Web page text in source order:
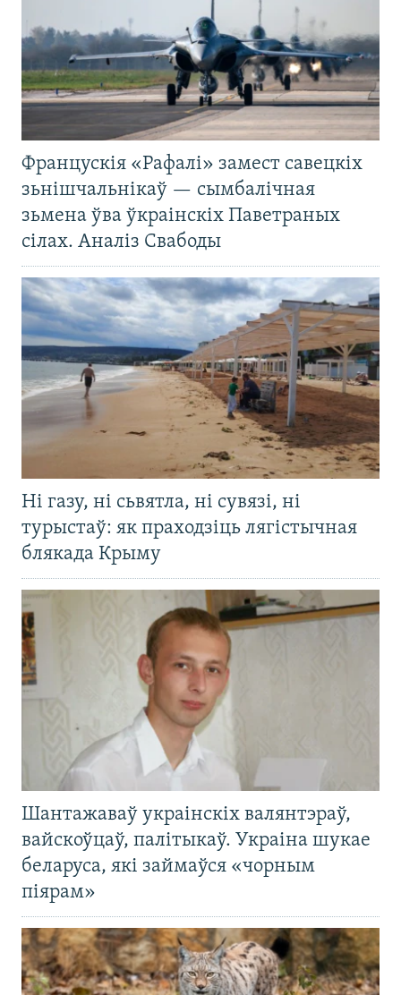
Францускія «Рафалі» замест савецкіх
зьнішчальнікаў — сымбалічная
зьмена ўва ўкраінскіх Паветраных
сілах. Аналіз Свабоды
Ні газу, ні сьвятла, ні сувязі, ні
турыстаў: як праходзіць лягістычная
блякада Крыму
Шантажаваў украінскіх валянтэраў,
вайскоўцаў, палітыкаў. Украіна шукае
беларуса, які займаўся «чорным
піярам»